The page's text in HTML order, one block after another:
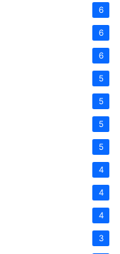
6
6
6
5
5
5
5
4
4
4
3